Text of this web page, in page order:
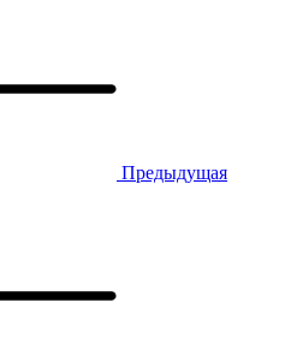
Предыдущая